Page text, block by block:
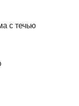
с течью